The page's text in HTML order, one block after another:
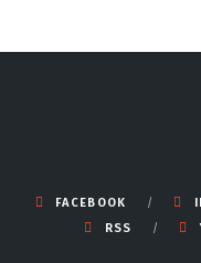
FACEBOOK
RSS